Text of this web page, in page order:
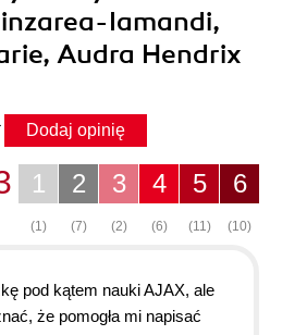
Iamandi,
Audra Hendrix
Dodaj opinię
6
(10)
5
(11)
4
(6)
3
(2)
2
(7)
1
(1)
pod kątem nauki AJAX, ale
że pomogła mi napisać